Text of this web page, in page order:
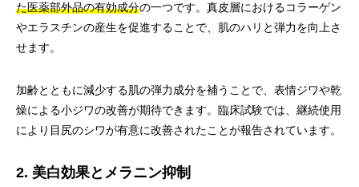
た医薬部外品の有効成分の一つです。真皮層におけるコラーゲン
やエラスチンの産生を促進することで、肌のハリと弾力を向上さ
せます。
加齢とともに減少する肌の弾力成分を補うことで、表情ジワや乾
燥による小ジワの改善が期待できます。臨床試験では、継続使用
により目尻のシワが有意に改善されたことが報告されています。
2. 美白効果とメラニン抑制